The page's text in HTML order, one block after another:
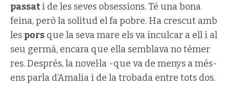
passati de les seves obsessions. Té una bona
feina, però la solitud el fa pobre. Ha crescut amb
les pors que la seva mare els va inculcar a ell i al
seu germà, encara que ella semblava no témer
res. Després, la novel·la -que va de menys a més-
ens parla d’Amalia i de la trobada entre tots dos.